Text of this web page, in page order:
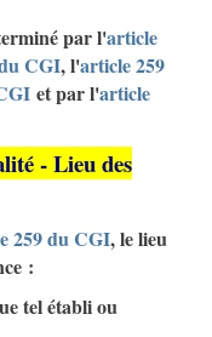
par l'article
CGI, l'article 259
et par l'article
- Lieu des
259 du CGI, le lieu
:
tel établi ou